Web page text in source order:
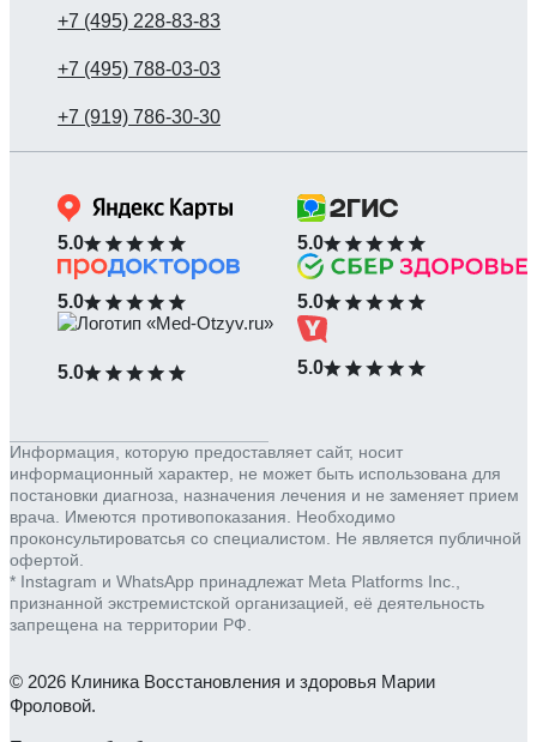
5.0 5.0
5.0 5.0
5.0 5.0
© 2026 Клиника Восстановления и здоровья Марии
Фроловой.
Информация, которую предоставляет сайт, носит
информационный характер, не может быть использована для
постановки диагноза, назначения лечения и не заменяет прием
врача. Имеются противопоказания. Необходимо
проконсультироватсья со специалистом. Не является публичной
офертой.
* Instagram и WhatsApp принадлежат Meta Platforms Inc.,
признанной экстремистской организацией, её деятельность
запрещена на территории РФ.